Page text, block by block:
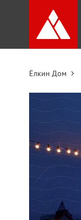
Ёлкин Дом